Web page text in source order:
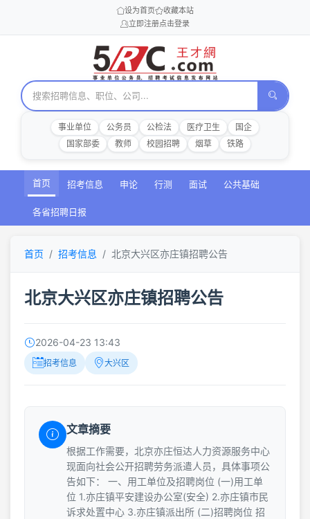
设为首页
收藏本站
立即注册点击登录
事业单位 公务员 公检法 医疗卫生
国企
国家部委
教师 校园招聘 烟草 铁路
首页 招考信息 申论 行测 面试 公共基础
各省招聘日报
首页 招考信息 北京大兴区亦庄镇招聘公告
北京大兴区亦庄镇招聘公告
2026-04-23 13:43
招考信息 大兴区
文章摘要
根据工作需要，北京亦庄恒达人力资源服务中心
现面向社会公开招聘劳务派遣人员，具体事项公
告如下： 一、用工单位及招聘岗位 (一)用工单
位 1.亦庄镇平安建设办公室(安全) 2.亦庄镇市民
诉求处置中心 3.亦庄镇派出所 (二)招聘岗位 招